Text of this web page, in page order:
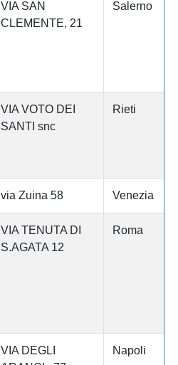
VIA SAN
CLEMENTE, 21
Salerno
VIA VOTO DEI
SANTI snc
Rieti
via Zuina 58 Venezia
VIA TENUTA DI
S.AGATA 12
Roma
VIA DEGLI
Napoli